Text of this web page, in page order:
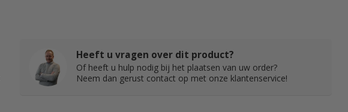
Heeft u vragen over dit product?
Of heeft u hulp nodig bij het plaatsen van uw order?
Neem dan gerust contact op met onze klantenservice!